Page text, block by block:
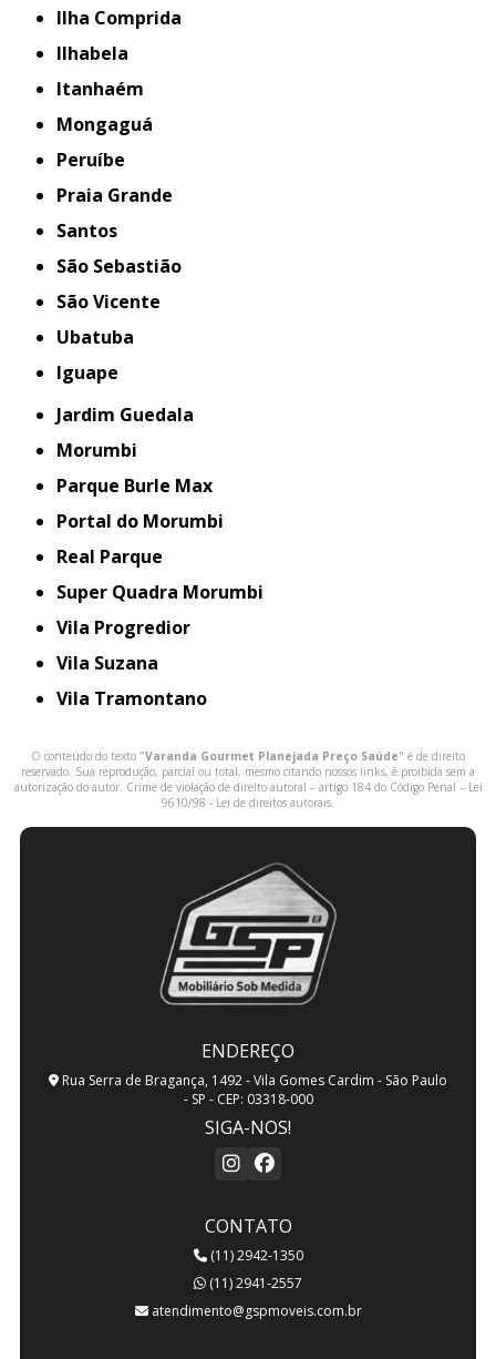
Ilha Comprida
Ilhabela
Itanhaém
Mongaguá
Peruíbe
Praia Grande
Santos
São Sebastião
São Vicente
Ubatuba
iguape
Jardim Guedala
Morumbi
Parque Burle Max
Portal do Morumbi
Real Parque
Super Quadra Morumbi
Vila Progredior
Vila Suzana
Vila Tramontano
O conteúdo do texto "Varanda Gourmet Planejada Preço Saúde" é de direito
reservado. Sua reprodução, parcial ou total, mesmo citando nossos links, é proibida sem a
autorização do autor. Crime de violação de direito autoral – artigo 184 do Código Penal – Lei
9610/98 - Lei de direitos autorais.
ENDEREÇO
Rua Serra de Bragança, 1492 - Vila Gomes Cardim - São Paulo
- SP - CEP: 03318-000
SIGA-NOS!
CONTATO
(11) 2942-1350
(11) 2941-2557
atendimento@gspmoveis.com.br